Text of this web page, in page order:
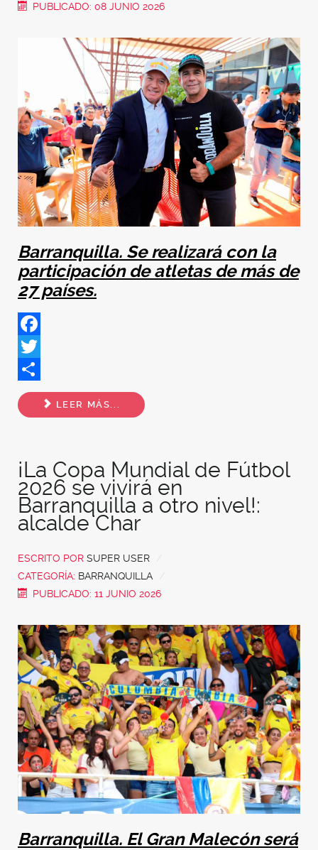
PUBLICADO: 08 JUNIO 2026
Barranquilla. Se realizará con la
participación de atletas de más de
27 países.
Facebook
Twitter
Share
LEER MÁS...
¡La Copa Mundial de Fútbol
2026 se vivirá en
Barranquilla a otro nivel!:
alcalde Char
ESCRITO POR SUPER USER
CATEGORÍA: BARRANQUILLA
PUBLICADO: 11 JUNIO 2026
Barranquilla. El Gran Malecón será